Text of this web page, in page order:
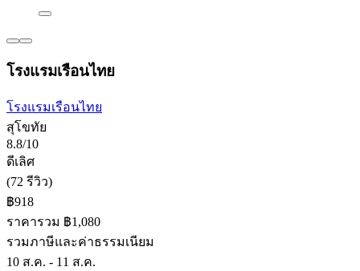
โรงแรมเรือนไทย
โรงแรมเรือนไทย
สุโขทัย
8.8/10
ดีเลิศ
(72 รีวิว)
฿918
ราคารวม ฿1,080
รวมภาษีและค่าธรรมเนียม
10 ส.ค. - 11 ส.ค.